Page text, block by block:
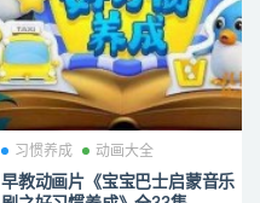
习惯养成 动画大全
早教动画片《宝宝巴士启蒙音乐